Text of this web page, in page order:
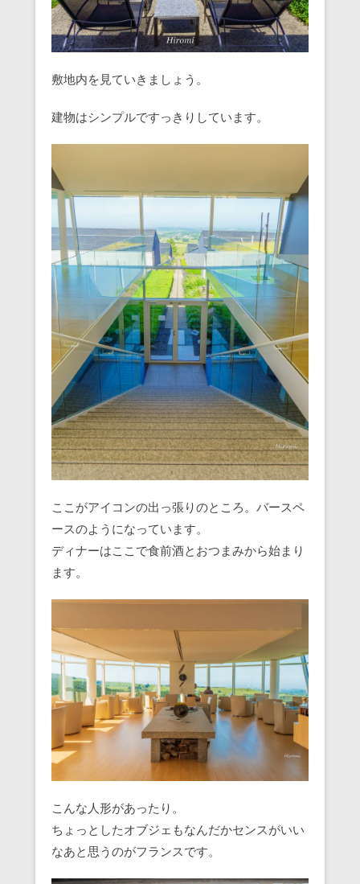
敷地内を見ていきましょう。
建物はシンプルですっきりしています。
ここがアイコンの出っ張りのところ。バースペ
ースのようになっています。
ディナーはここで食前酒とおつまみから始まり
ます。
こんな人形があったり。
ちょっとしたオブジェもなんだかセンスがいい
なあと思うのがフランスです。